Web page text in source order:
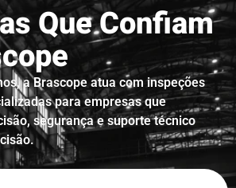
Que Confiam
a Brascope atua com inspeções
para empresas que
segurança e suporte técnico